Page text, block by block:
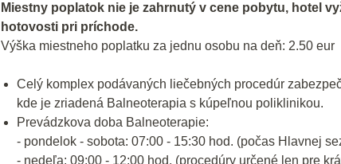
Miestny poplatok nie je zahrnutý v cene pobytu, hotel
hotovosti pri príchode.
Výška miestneho poplatku za jednu osobu na deň: 2.50 eur
Celý komplex podávaných liečebných procedúr
kde je zriadená Balneoterapia s kúpeľnou poliklinikou.
Prevádzkova doba Balneoterapie:
- pondelok - sobota: 07:00 - 15:30 hod. (počas Hlavnej
- nedeľa: 09:00 - 12:00 hod. (procedúry určené len pre